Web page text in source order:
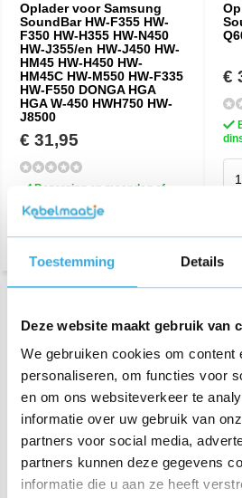
Toestemming Details
Deze website maakt gebruik van
We gebruiken cookies om content
personaliseren, om functies voor
en om ons websiteverkeer te
informatie over uw gebruik van
partners voor social media,
partners kunnen deze gegevens
informatie die u aan ze heeft
Oplader voor Samsung
SoundBar HW-F355 HW-
F350 HW-H355 HW-N450
HW-J355/en HW-J450 HW-
HM45 HW-H450 HW-
HM45C HW-M550 HW-F335
HW-F550 DONGA HGA
HGA W-450 HWH750 HW-
J8500
€ 31,95
Bezorging op maandag of
€
Oplader voor harman
Kardon SABRE SB 35
Soundbar